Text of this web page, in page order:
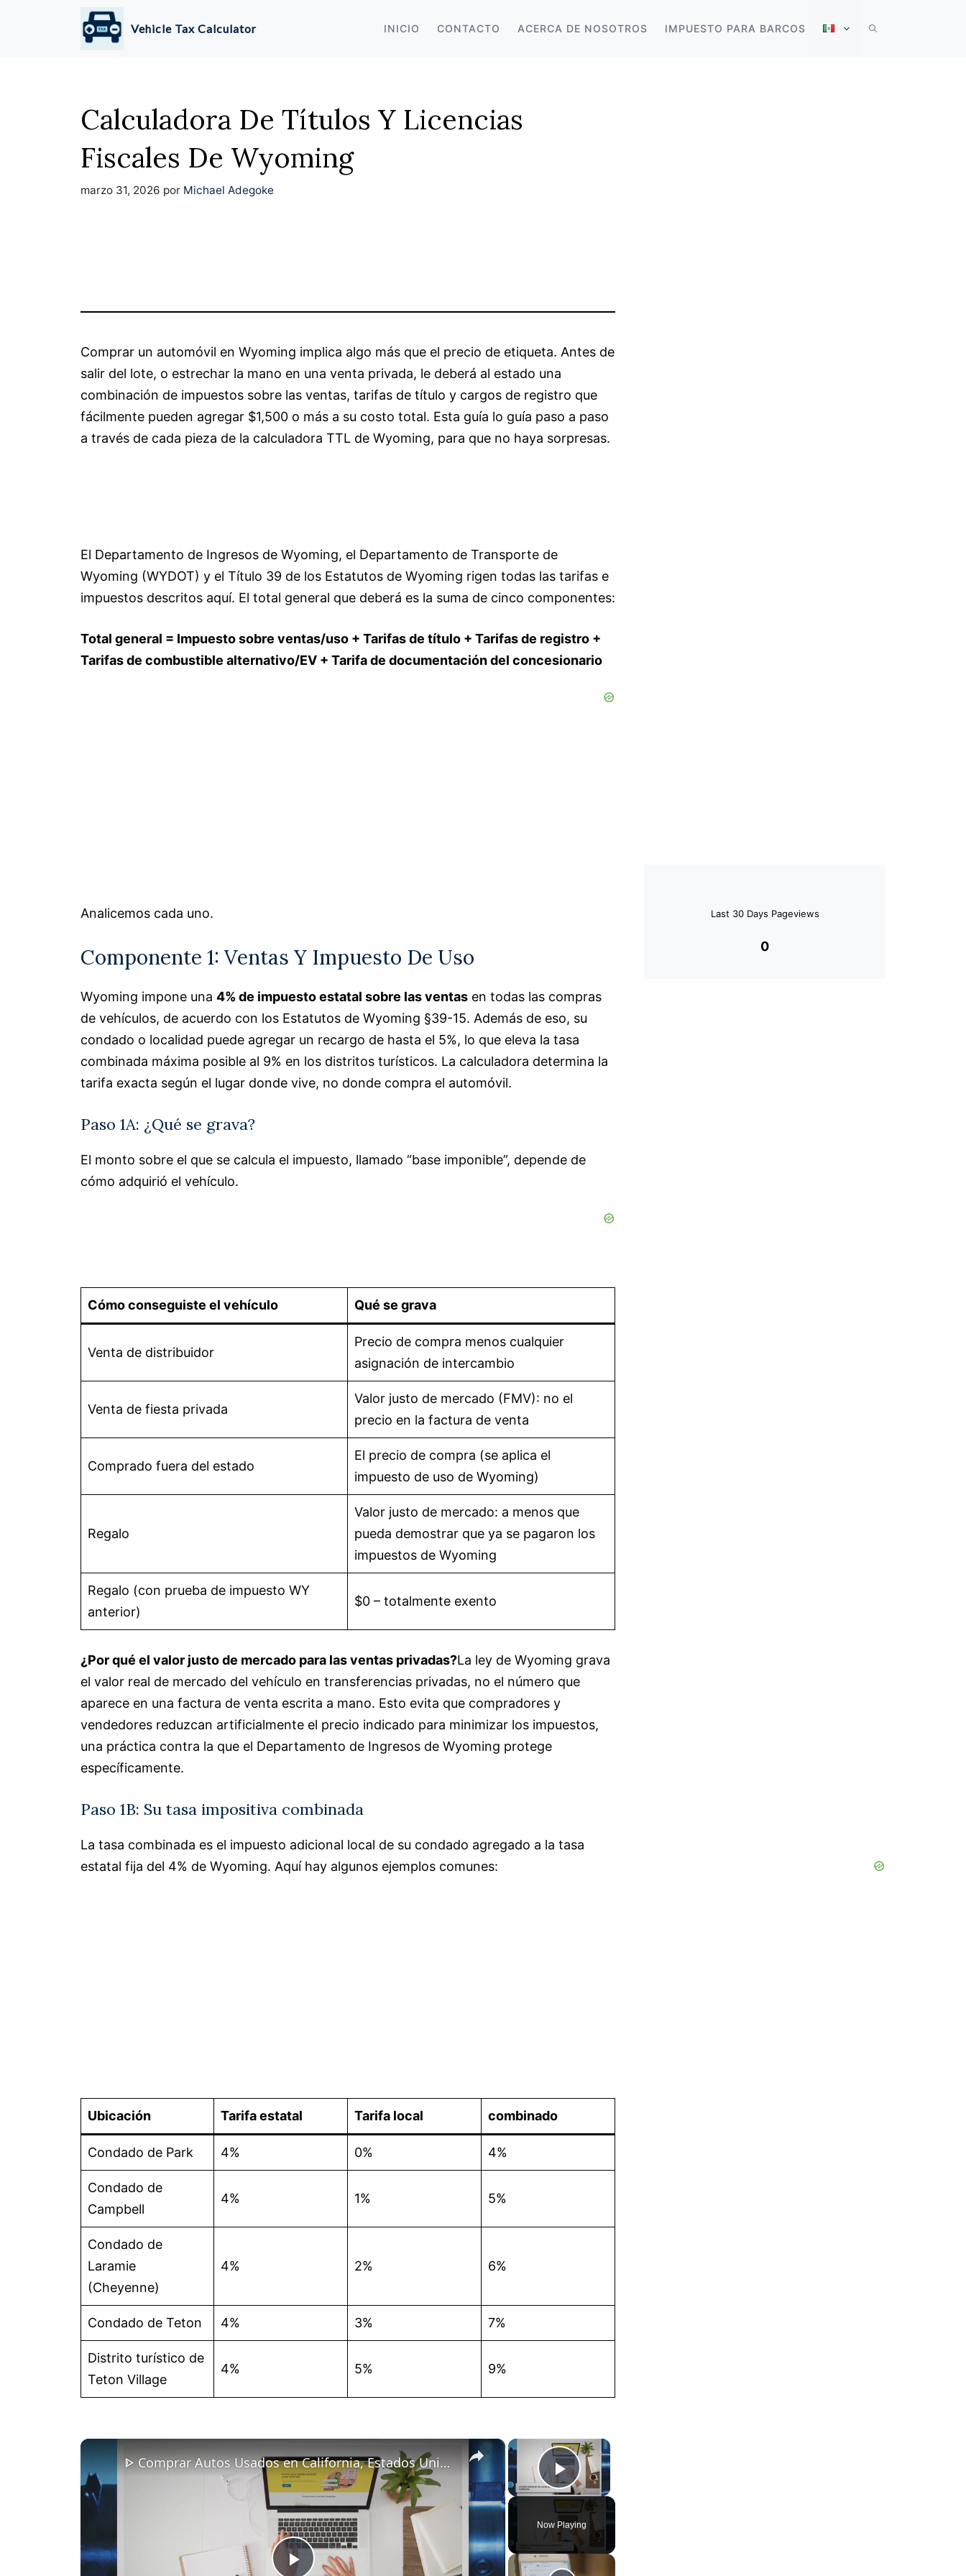
Vehicle Tax Calculator INICIO CONTACTO ACERCA DE NOSOTROS IMPUESTO PARA BARCOS
Calculadora De Títulos Y Licencias
Fiscales De Wyoming
marzo 31, 2026 por Michael Adegoke
Comprar un automóvil en Wyoming implica algo más que el precio de etiqueta. Antes de
salir del lote, o estrechar la mano en una venta privada, le deberá al estado una
combinación de impuestos sobre las ventas, tarifas de título y cargos de registro que
fácilmente pueden agregar $1,500 o más a su costo total. Esta guía lo guía paso a paso
a través de cada pieza de la calculadora TTL de Wyoming, para que no haya sorpresas.
El Departamento de Ingresos de Wyoming, el Departamento de Transporte de
Wyoming (WYDOT) y el Título 39 de los Estatutos de Wyoming rigen todas las tarifas e
impuestos descritos aquí. El total general que deberá es la suma de cinco componentes:
Total general = Impuesto sobre ventas/uso + Tarifas de título + Tarifas de registro +
Tarifas de combustible alternativo/EV + Tarifa de documentación del concesionario
Analicemos cada uno.
Componente 1: Ventas Y Impuesto De Uso
Wyoming impone una 4% de impuesto estatal sobre las ventas en todas las compras
de vehículos, de acuerdo con los Estatutos de Wyoming §39-15. Además de eso, su
condado o localidad puede agregar un recargo de hasta el 5%, lo que eleva la tasa
combinada máxima posible al 9% en los distritos turísticos. La calculadora determina la
tarifa exacta según el lugar donde vive, no donde compra el automóvil.
Paso 1A: ¿Qué se grava?
El monto sobre el que se calcula el impuesto, llamado “base imponible”, depende de
cómo adquirió el vehículo.
Cómo conseguiste el vehículo Qué se grava
Venta de distribuidor
Precio de compra menos cualquier
asignación de intercambio
Venta de fiesta privada
Valor justo de mercado (FMV): no el
precio en la factura de venta
Comprado fuera del estado
El precio de compra (se aplica el
impuesto de uso de Wyoming)
Regalo
Valor justo de mercado: a menos que
pueda demostrar que ya se pagaron los
impuestos de Wyoming
Regalo (con prueba de impuesto WY
anterior)
$0 – totalmente exento
¿Por qué el valor justo de mercado para las ventas privadas?La ley de Wyoming grava
el valor real de mercado del vehículo en transferencias privadas, no el número que
aparece en una factura de venta escrita a mano. Esto evita que compradores y
vendedores reduzcan artificialmente el precio indicado para minimizar los impuestos,
una práctica contra la que el Departamento de Ingresos de Wyoming protege
específicamente.
Paso 1B: Su tasa impositiva combinada
La tasa combinada es el impuesto adicional local de su condado agregado a la tasa
estatal fija del 4% de Wyoming. Aquí hay algunos ejemplos comunes:
Ubicación Tarifa estatal Tarifa local combinado
Condado de Park 4% 0% 4%
Condado de
Campbell
4% 1% 5%
Condado de
Laramie
(Cheyenne)
4% 2% 6%
Condado de Teton 4% 3% 7%
Distrito turístico de
Teton Village
4% 5% 9%
×
Play Video
Now Playing
×
ᐈ Comprar Autos Usados en California, Estados Unidos: Guía Completa
Last 30 Days Pageviews
0